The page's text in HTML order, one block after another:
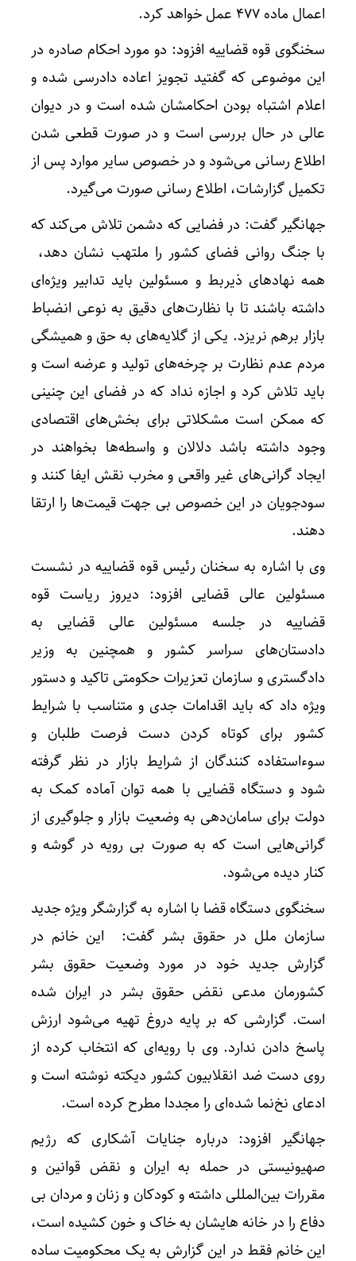
اعمال ماده ۴۷۷ عمل خواهد کرد.
سخنگوی قوه قضاییه افزود: دو مورد احکام صادره در
این موضوعی که گفتید تجویز اعاده دادرسی شده و
اعلام اشتباه بودن احکامشان شده است و در دیوان
عالی در حال بررسی است و در صورت قطعی شدن
اطلاع رسانی می‌شود و در خصوص سایر موارد پس از
تکمیل گزارشات، اطلاع رسانی صورت می‌گیرد.
جهانگیر گفت: در فضایی که دشمن تلاش می‌کند که
با جنگ روانی فضای کشور را ملتهب نشان دهد،
همه نهادهای ذیربط و مسئولین باید تدابیر ویژه‌ای
داشته باشند تا با نظارت‌های دقیق به نوعی انضباط
بازار برهم نریزد. یکی از گلایه‌های به حق و همیشگی
مردم عدم نظارت بر چرخه‌های تولید و عرضه است و
باید تلاش کرد و اجازه نداد که در فضای این چنینی
که ممکن است مشکلاتی برای بخش‌های اقتصادی
وجود داشته باشد دلالان و واسطه‌ها بخواهند در
ایجاد گرانی‌های غیر واقعی و مخرب نقش ایفا کنند و
سودجویان در این خصوص بی جهت قیمت‌ها را ارتقا
دهند.
وی با اشاره به سخنان رئیس قوه قضاییه در نشست
مسئولین عالی قضایی افزود: دیروز ریاست قوه
قضاییه در جلسه مسئولین عالی قضایی به
دادستان‌های سراسر کشور و همچنین به وزیر
دادگستری و سازمان تعزیرات حکومتی تاکید و دستور
ویژه داد که باید اقدامات جدی و متناسب با شرایط
کشور برای کوتاه کردن دست فرصت طلبان و
سوءاستفاده کنندگان از شرایط بازار در نظر گرفته
شود و دستگاه قضایی با همه توان آماده کمک به
دولت برای سامان‌دهی به وضعیت بازار و جلوگیری از
گرانی‌هایی است که به صورت بی رویه در گوشه و
کنار دیده می‌شود.
سخنگوی دستگاه قضا با اشاره به گزارشگر ویژه جدید
سازمان ملل در حقوق بشر گفت: این خانم در
گزارش جدید خود در مورد وضعیت حقوق بشر
کشورمان مدعی نقض حقوق بشر در ایران شده
است. گزارشی که بر پایه دروغ تهیه می‌شود ارزش
پاسخ دادن ندارد. وی با رویه‌ای که انتخاب کرده از
روی دست ضد انقلابیون کشور دیکته نوشته است و
ادعای نخ‌نما شده‌ای را مجددا مطرح کرده است.
جهانگیر افزود: درباره جنایات آشکاری که رژیم
صهیونیستی در حمله به ایران و نقض قوانین و
مقررات بین‌المللی داشته و کودکان و زنان و مردان بی
دفاع را در خانه هایشان به خاک و خون کشیده است،
این خانم فقط در این گزارش به یک محکومیت ساده